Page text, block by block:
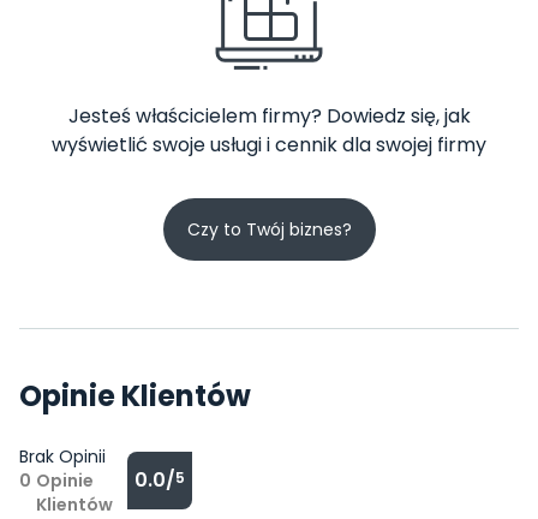
Jesteś właścicielem firmy? Dowiedz się, jak
wyświetlić swoje usługi i cennik dla swojej firmy
Czy to Twój biznes?
Opinie Klientów
Brak Opinii
0 Opinie
Klientów
0.0/5